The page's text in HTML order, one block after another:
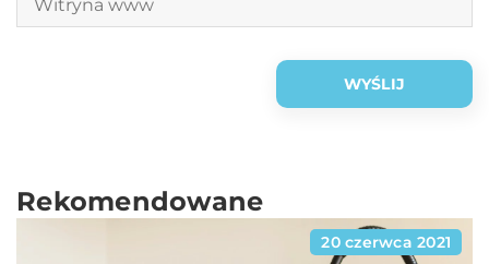
Rekomendowane
20 czerwca 2021